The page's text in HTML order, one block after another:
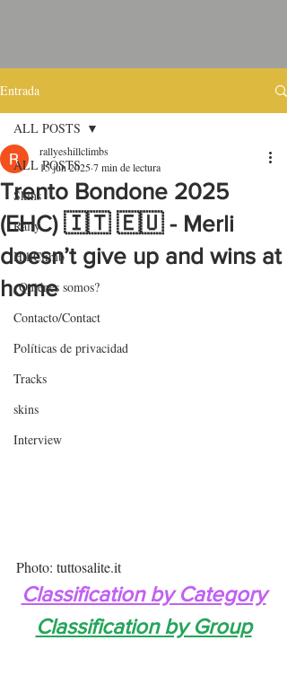
Entrada
ALL POSTS
Skins
Rally
HillClimb
¿Quiénes somos?
Contacto/Contact
Políticas de privacidad
Tracks
skins
Interview
ALL POSTS
Trento Bondone 2025
(EHC) 🇮🇹 🇪🇺 - Merli
doesn’t give up and wins at
home
rallyeshillclimbs
15 jun 20257 min de lectura
Photo: tuttosalite.it
Classification by Category
Classification by Group